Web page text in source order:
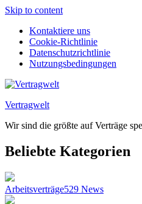
Skip to content
Kontaktiere uns
Cookie-Richtlinie
Datenschutzrichtlinie
Nutzungsbedingungen
Vertragwelt
Wir sind die größte auf Verträge
Beliebte Kategorien
Arbeitsverträge529 News